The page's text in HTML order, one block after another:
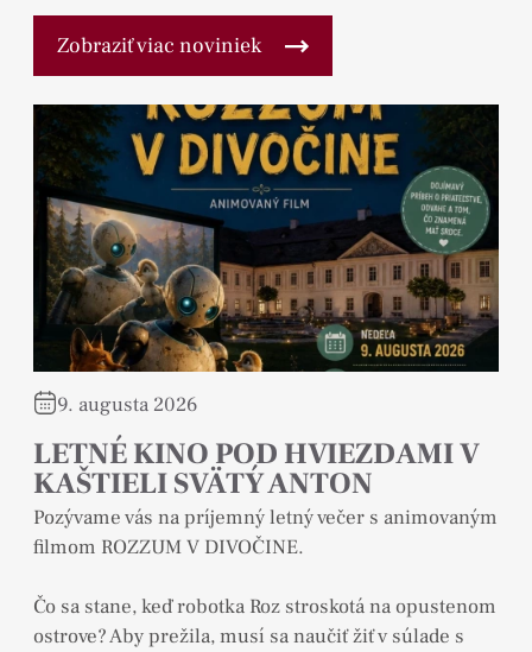
Zobraziť viac noviniek
9. augusta 2026
LETNÉ KINO POD HVIEZDAMI V
KAŠTIELI SVÄTÝ ANTON
Pozývame vás na príjemný letný večer s animovaným
filmom ROZZUM V DIVOČINE.
Čo sa stane, keď robotka Roz stroskotá na opustenom
ostrove? Aby prežila, musí sa naučiť žiť v súlade s